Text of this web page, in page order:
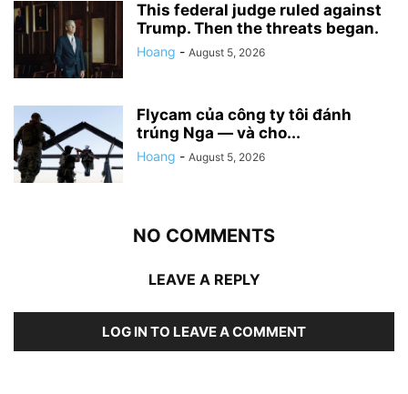
This federal judge ruled against
Trump. Then the threats began.
Hoang - August 5, 2026
Flycam của công ty tôi đánh
trúng Nga — và cho...
Hoang - August 5, 2026
NO COMMENTS
LEAVE A REPLY
LOG IN TO LEAVE A COMMENT